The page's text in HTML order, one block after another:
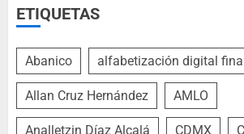
ETIQUETAS
Abanico alfabetización digital
Allan Cruz Hernández AMLO
Analletzin Díaz Alcalá CDMX